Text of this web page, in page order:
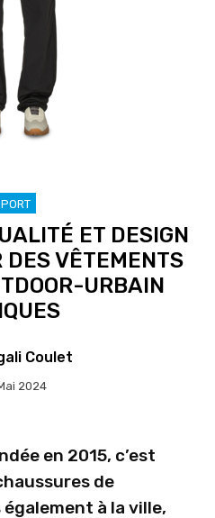
ET DESIGN
DES VÊTEMENTS
URBAIN
Coulet
2024
en 2015, c’est
de
à la ville,